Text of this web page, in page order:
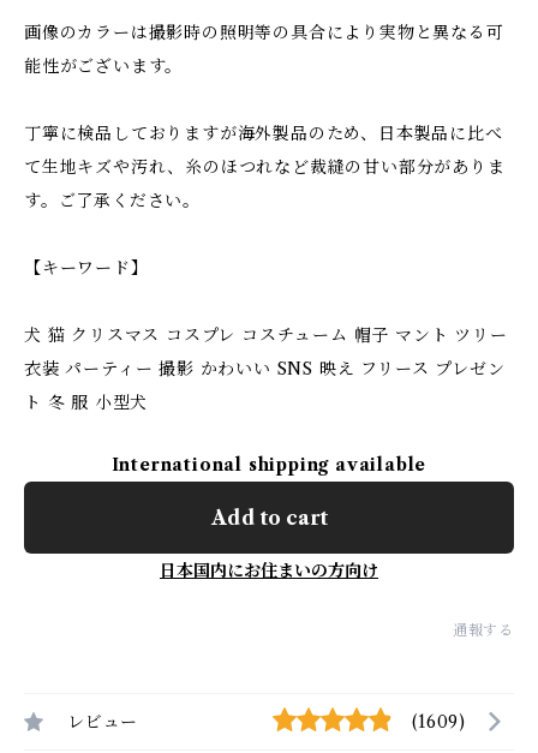
画像のカラーは撮影時の照明等の具合により実物と異なる可
能性がございます。
丁寧に検品しておりますが海外製品のため、日本製品に比べ
て生地キズや汚れ、糸のほつれなど裁縫の甘い部分がありま
す。ご了承ください。
【キーワード】
犬 猫 クリスマス コスプレ コスチューム 帽子 マント ツリー
衣装 パーティー 撮影 かわいい SNS 映え フリース プレゼン
ト 冬 服 小型犬
International shipping available
Add to cart
日本国内にお住まいの方向け
通報する
レビュー (1609)